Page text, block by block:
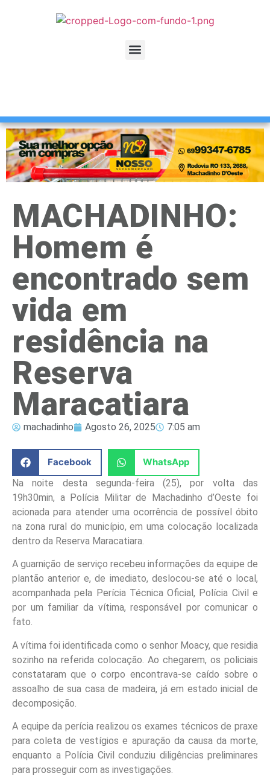
MACHADINHO:
Homem é
encontrado sem
vida em
residência na
Reserva
Maracatiara
machadinho Agosto 26, 2025 7:05 am
Facebook
WhatsApp
Na noite desta segunda-feira (25), por volta das
19h30min, a Polícia Militar de Machadinho d’Oeste foi
acionada para atender uma ocorrência de possível óbito
na zona rural do município, em uma colocação localizada
dentro da Reserva Maracatiara.
A guarnição de serviço recebeu informações da equipe de
plantão anterior e, de imediato, deslocou-se até o local,
acompanhada pela Perícia Técnica Oficial, Polícia Civil e
por um familiar da vítima, responsável por comunicar o
fato.
A vítima foi identificada como o senhor Moacy, que residia
sozinho na referida colocação. Ao chegarem, os policiais
constataram que o corpo encontrava-se caído sobre o
assoalho de sua casa de madeira, já em estado inicial de
decomposição.
A equipe da perícia realizou os exames técnicos de praxe
para coleta de vestígios e apuração da causa da morte,
enquanto a Polícia Civil conduziu diligências preliminares
para prosseguir com as investigações.